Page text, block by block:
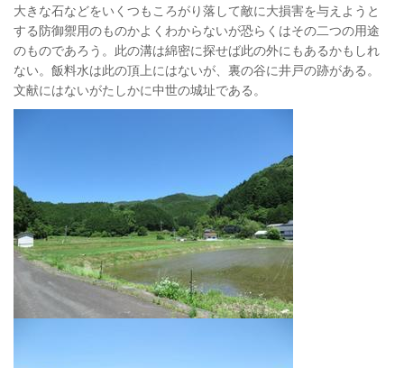
大きな石などをいくつもころがり落して敵に大損害を与えようと
する防御禦用のものかよくわからないが恐らくはその二つの用途
のものであろう。此の溝は綿密に探せば此の外にもあるかもしれ
ない。飯料水は此の頂上にはないが、裏の谷に井戸の跡がある。
文献にはないがたしかに中世の城址である。